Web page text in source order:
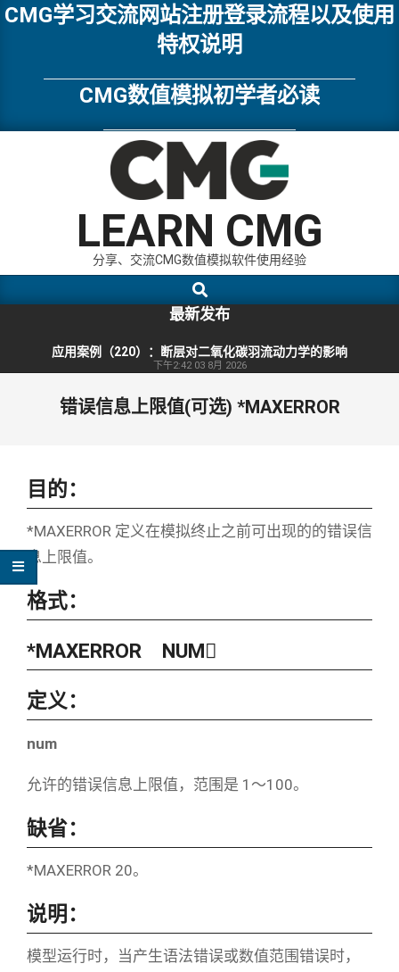
Skip
CMG学习交流网站注册登录流程以及使用
特权说明
CMG数值模拟初学者必读
LEARN CMG
分享、交流CMG数值模拟软件使用经验
Navigation
Search
最新发布
应用案例（220）：断层对二氧化碳羽流动力学的影响
下午2:42 03 8月 2026
错误信息上限值(可选) *MAXERROR
目的：
*MAXERROR 定义在模拟终止之前可出现的的错误信
息上限值。
格式：
*MAXERROR NUM
定义：
num
允许的错误信息上限值，范围是 1～100。
缺省：
*MAXERROR 20。
说明：
模型运行时，当产生语法错误或数值范围错误时，